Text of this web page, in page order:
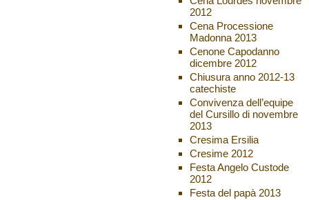
2012
Cena Processione
Madonna 2013
Cenone Capodanno
dicembre 2012
Chiusura anno 2012-13
catechiste
Convivenza dell’equipe
del Cursillo di novembre
2013
Cresima Ersilia
Cresime 2012
Festa Angelo Custode
2012
Festa del papà 2013